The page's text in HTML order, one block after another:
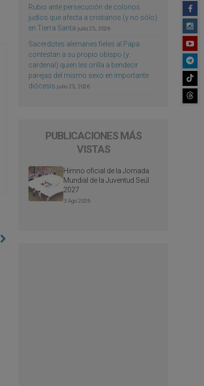
Rubio ante persecución de colonos
judíos que afecta a cristianos (y no sólo)
en Tierra Santa julio 25, 2026
Sacerdotes alemanes fieles al Papa
contestan a su propio obispo (y
cardenal) quien les orilla a bendecir
parejas del mismo sexo en importante
diócesis julio 25, 2026
PUBLICACIONES MÁS
VISTAS
Himno oficial de la Jornada
Mundial de la Juventud Seúl
2027
3 Ago 2026